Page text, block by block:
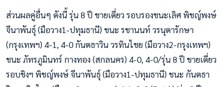
ส่วนผลคู่อื่นๆ ดังนี้ รุ่น 8 ปี ชายเดี่ยว รอบรองชนะเลิศ พิชญ์พงษ์
จีนาพันธุ์ (มือวาง1-ปทุมธานี) ชนะ รชานนท์ วรนุตารักษา
(กรุงเทพฯ) 4-1, 4-0 กันตธาวิน วรทินไชย (มือวาง2-กรุงเทพฯ)
ชนะ ภัทรภูมินทร์ กางทอง (สกลนคร) 4-0, 4-0/รุ่น 8 ปี ชายเดี่ยว
รอบชิงฯ พิชญ์พงษ์ จีนาพันธุ์ (มือวาง1-ปทุมธานี) ชนะ กันตธา